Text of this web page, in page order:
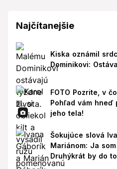
Najčítanejšie
Kiska oznámil
Dominikovi:
FOTO Pozrite, v
Pohľad vám hneď
jeho tela!
Šokujúce slová
Mariánom: Ja
Druhýkrát by do